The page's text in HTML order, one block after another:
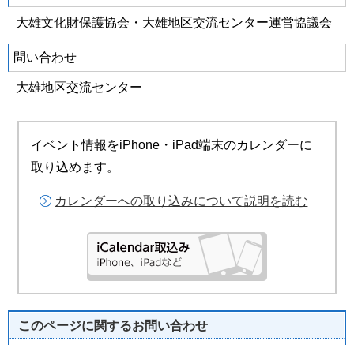
大雄文化財保護協会・大雄地区交流センター運営協議会
問い合わせ
大雄地区交流センター
イベント情報をiPhone・iPad端末のカレンダーに
取り込めます。
カレンダーへの取り込みについて説明を読む
このページに関するお問い合わせ